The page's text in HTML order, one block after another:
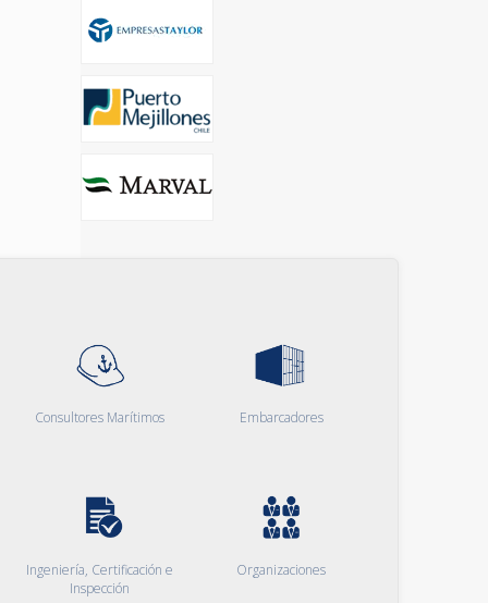
Consultores Marítimos Embarcadores
Ingeniería, Certificación e
Inspección
Organizaciones